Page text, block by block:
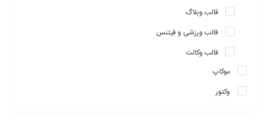
قالب وبلاگ
قالب ورزشی و فیتنس
قالب وکالت
موکاپ
وکتور